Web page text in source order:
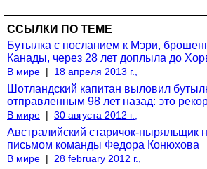
ССЫЛКИ ПО ТЕМЕ
Бутылка с посланием к Мэри,
Канады, через 28 лет доплыла до
В мире | 18 апреля 2013 г.,
Шотландский капитан выловил
отправленным 98 лет назад: это
В мире | 30 августа 2012 г.,
Австралийский старичок-ныряльщик
письмом команды Федора Конюхова
В мире | 28 february 2012 г.,